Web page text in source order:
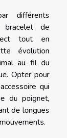
différents
de
tout en
évolution
au fil du
Opter pour
qui
du poignet,
de longues